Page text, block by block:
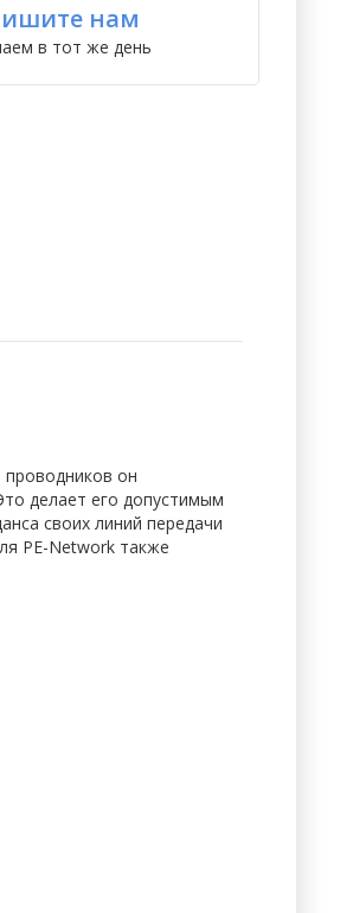
нам
в тот же день
проводников он
делает его допустимым
своих линий передачи
PE-Network также